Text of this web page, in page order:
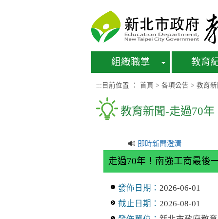
組織職掌 教育
::: 目前位置 ： 首頁 > 各項公告 > 教育新
教育新聞-走過70
🔊 即時新聞澄清
走過70年！南強工商最後
發佈日期： 2026-06-01
截止日期： 2026-08-01